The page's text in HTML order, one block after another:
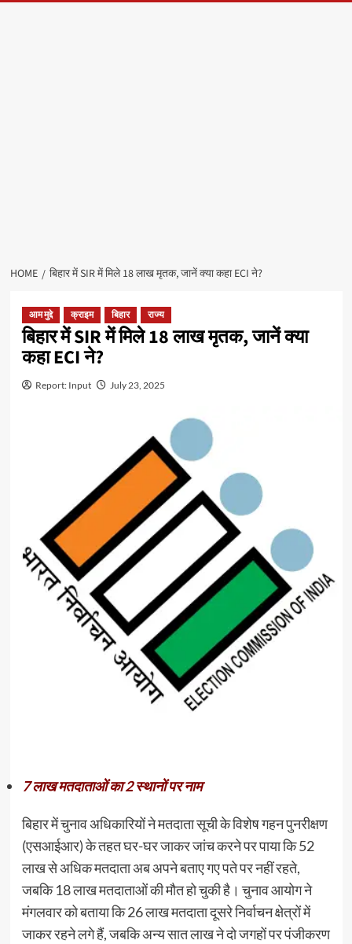
HOME बिहार में SIR में मिले 18 लाख मृतक, जानें क्या कहा ECI ने?
आम मुद्दे क्राइम बिहार राज्य
बिहार में SIR में मिले 18 लाख मृतक, जानें क्या
कहा ECI ने?
Report: Input July 23, 2025
7 लाख मतदाताओं का 2 स्थानों पर नाम
बिहार में चुनाव अधिकारियों ने मतदाता सूची के विशेष गहन पुनरीक्षण
(एसआईआर) के तहत घर-घर जाकर जांच करने पर पाया कि 52
लाख से अधिक मतदाता अब अपने बताए गए पते पर नहीं रहते,
जबकि 18 लाख मतदाताओं की मौत हो चुकी है। चुनाव आयोग ने
मंगलवार को बताया कि 26 लाख मतदाता दूसरे निर्वाचन क्षेत्रों में
जाकर रहने लगे हैं, जबकि अन्य सात लाख ने दो जगहों पर पंजीकरण